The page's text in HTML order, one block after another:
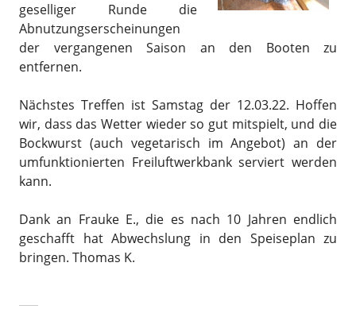
geselliger Runde die
Abnutzungserscheinungen
der vergangenen Saison an den Booten zu
entfernen.
Nächstes Treffen ist Samstag der 12.03.22. Hoffen
wir, dass das Wetter wieder so gut mitspielt, und die
Bockwurst (auch vegetarisch im Angebot) an der
umfunktionierten Freiluftwerkbank serviert werden
kann.
Dank an Frauke E., die es nach 10 Jahren endlich
geschafft hat Abwechslung in den Speiseplan zu
bringen. Thomas K.